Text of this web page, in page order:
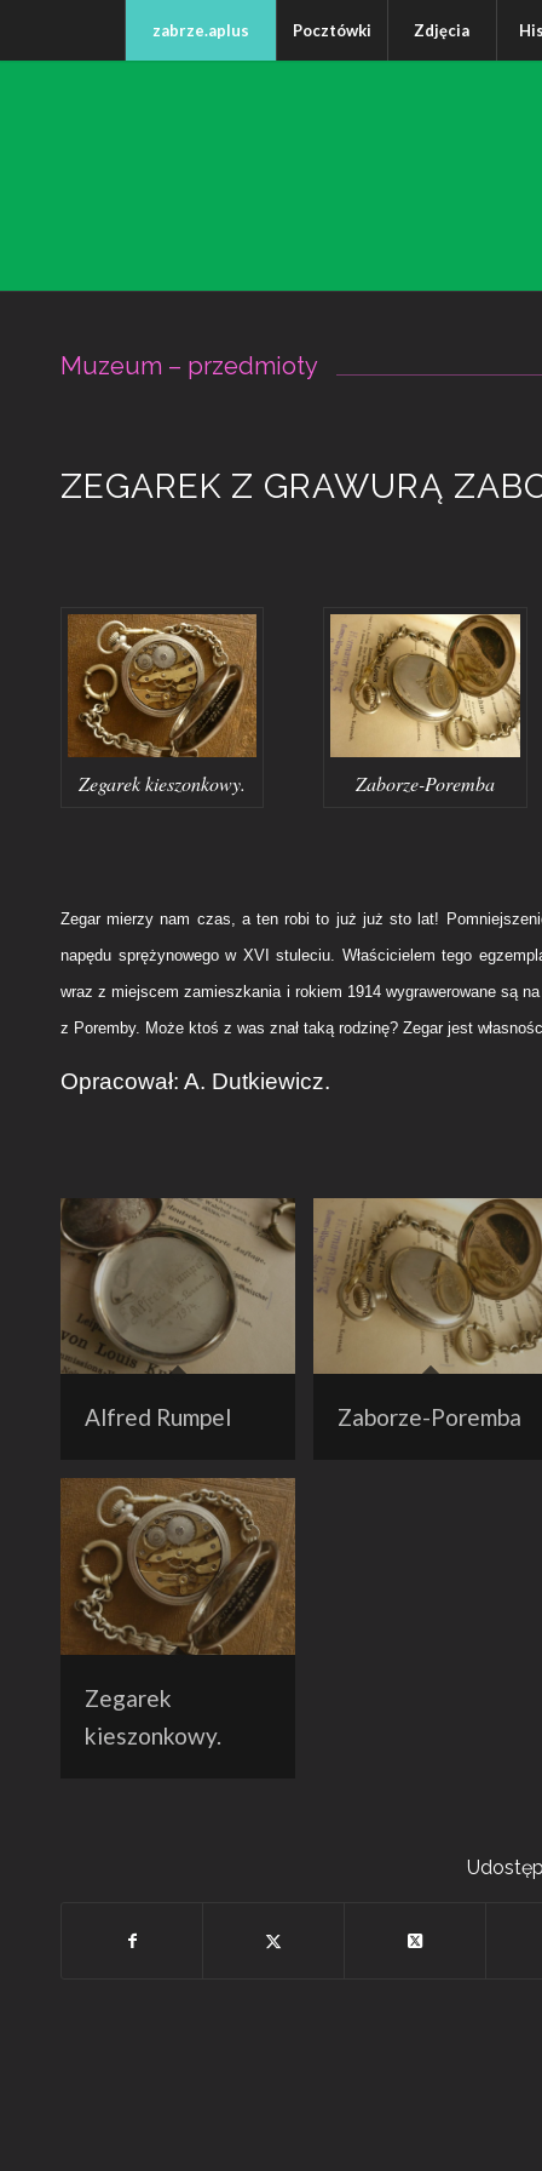
zabrze.aplus Pocztówki Zdjęcia
Muzeum – przedmioty
ZEGAREK Z GRAWURĄ
Zegarek kieszonkowy. Zaborze-Poremba
Zegar mierzy nam czas, a ten robi to już już sto lat!
napędu sprężynowego w XVI stuleciu. Właścicielem tego
wraz z miejscem zamieszkania i rokiem 1914 wygrawerowane są
z Poremby. Może ktoś z was znał taką rodzinę? Zegar jest
Opracował: A. Dutkiewicz.
Alfred Rumpel Zaborze-Poremba
Zegarek
kieszonkowy.